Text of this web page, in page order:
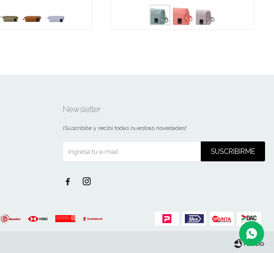
Newsletter
¡Suscribite y recibí todas nuestras novedades!
SUSCRIBIRME
 